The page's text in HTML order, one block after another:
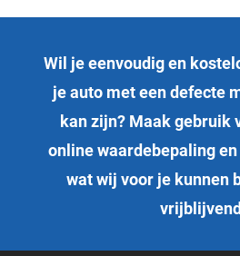
Wil je eenvoudig en
je auto met een defecte
kan zijn? Maak gebruik
online waardebepaling
wat wij voor je kunnen